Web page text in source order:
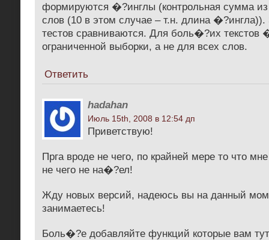
формируются �?инглы (контрольная сумма
слов (10 в этом случае – т.н. длина
тестов сравниваются. Для боль�?их текстов
ограниченной выборки, а не для всех слов.
Ответить
hadahan
Июль 15th, 2008 в 12:54 дп
Приветствую!
Прга вроде не чего, по крайней мере то что
не чего не на�?ел!
Жду новых версий, надеюсь вы на данный
занимаетесь!
Боль�?е добавляйте функций которые вам